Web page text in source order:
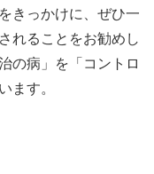
きっかけに、ぜひ一
れることをお勧めし
の病」を「コントロ
ます。